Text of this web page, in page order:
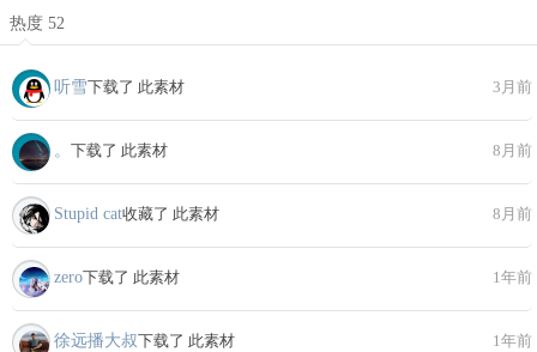
热度 52
听雪下载了 此素材 3月前
。 下载了 此素材 8月前
Stupid cat收藏了 此素材 8月前
zero下载了 此素材 1年前
徐远播大叔下载了 此素材 1年前